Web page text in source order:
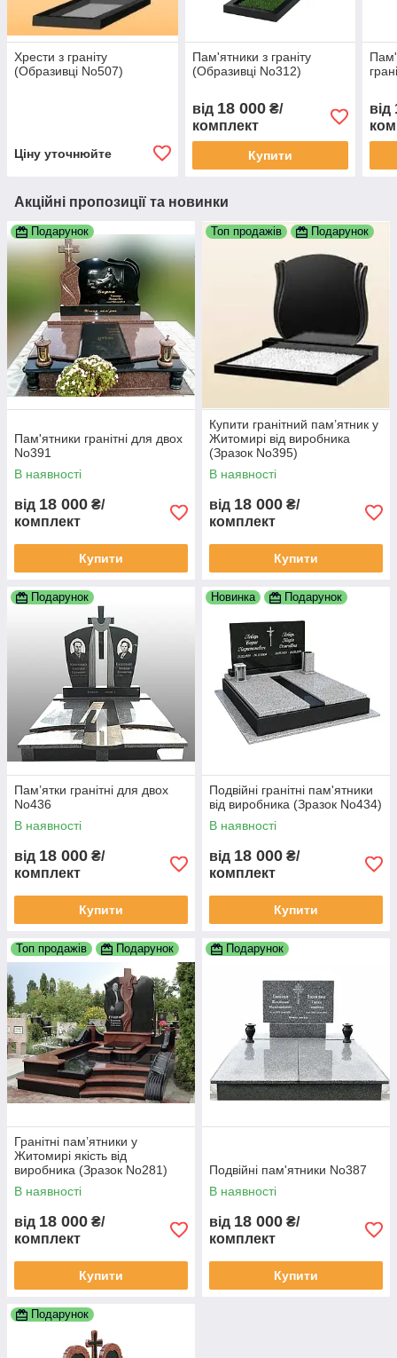
Хрести з граніту
(Образивці No507)
Ціну уточнюйте
Пам'ятники з граніту
(Образивці No312)
від 18 000₴/
комплект
Купити
від
Акційні пропозиції та новинки
Подарунок
Пам'ятники гранітні для двох
No391
В наявності
від 18 000 ₴/
комплект
Купити
Топ продажів Подарунок
Купити гранітний пам’ятник у
Житомирі від виробника
(Зразок No395)
В наявності
від 18 000 ₴/
комплект
Купити
Подарунок
Пам’ятки гранітні для двох
No436
В наявності
від 18 000 ₴/
комплект
Купити
Новинка Подарунок
Подвійні гранітні пам'ятники
від виробника (Зразок No434)
В наявності
від 18 000 ₴/
комплект
Купити
Топ продажів Подарунок
Гранітні пам’ятники у
Житомирі якість від
виробника (Зразок No281)
В наявності
від 18 000 ₴/
комплект
Купити
Подарунок
Подвійні пам'ятники No387
В наявності
від 18 000 ₴/
комплект
Купити
Подарунок